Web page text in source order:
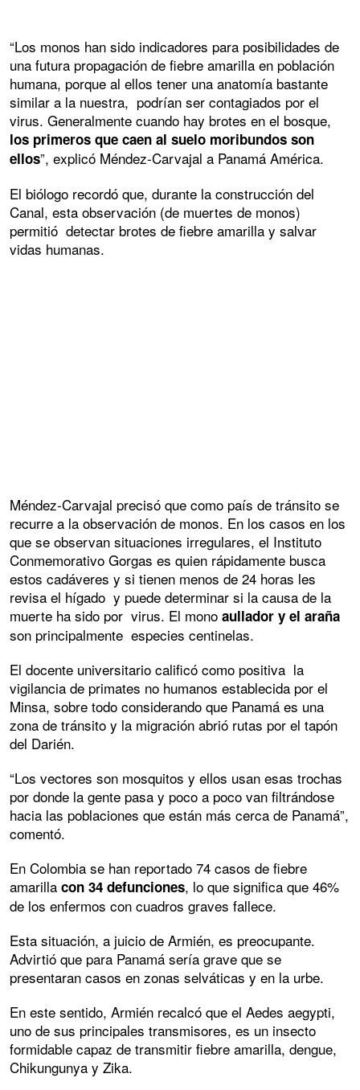
“Los monos han sido indicadores para posibilidades de
una futura propagación de fiebre amarilla en población
humana, porque al ellos tener una anatomía bastante
similar a la nuestra, podrían ser contagiados por el
virus. Generalmente cuando hay brotes en el bosque,
los primeros que caen al suelo moribundos son
ellos”, explicó Méndez-Carvajal a Panamá América.
El biólogo recordó que, durante la construcción del
Canal, esta observación (de muertes de monos)
permitió detectar brotes de fiebre amarilla y salvar
vidas humanas.
Méndez-Carvajal precisó que como país de tránsito se
recurre a la observación de monos. En los casos en los
que se observan situaciones irregulares, el Instituto
Conmemorativo Gorgas es quien rápidamente busca
estos cadáveres y si tienen menos de 24 horas les
revisa el hígado y puede determinar si la causa de la
muerte ha sido por virus. El mono aullador y el araña
son principalmente especies centinelas.
El docente universitario calificó como positiva la
vigilancia de primates no humanos establecida por el
Minsa, sobre todo considerando que Panamá es una
zona de tránsito y la migración abrió rutas por el tapón
del Darién.
“Los vectores son mosquitos y ellos usan esas trochas
por donde la gente pasa y poco a poco van filtrándose
hacia las poblaciones que están más cerca de Panamá”,
comentó.
En Colombia se han reportado 74 casos de fiebre
amarilla con 34 defunciones, lo que significa que 46%
de los enfermos con cuadros graves fallece.
Esta situación, a juicio de Armién, es preocupante.
Advirtió que para Panamá sería grave que se
presentaran casos en zonas selváticas y en la urbe.
En este sentido, Armién recalcó que el Aedes aegypti,
uno de sus principales transmisores, es un insecto
formidable capaz de transmitir fiebre amarilla, dengue,
Chikungunya y Zika.